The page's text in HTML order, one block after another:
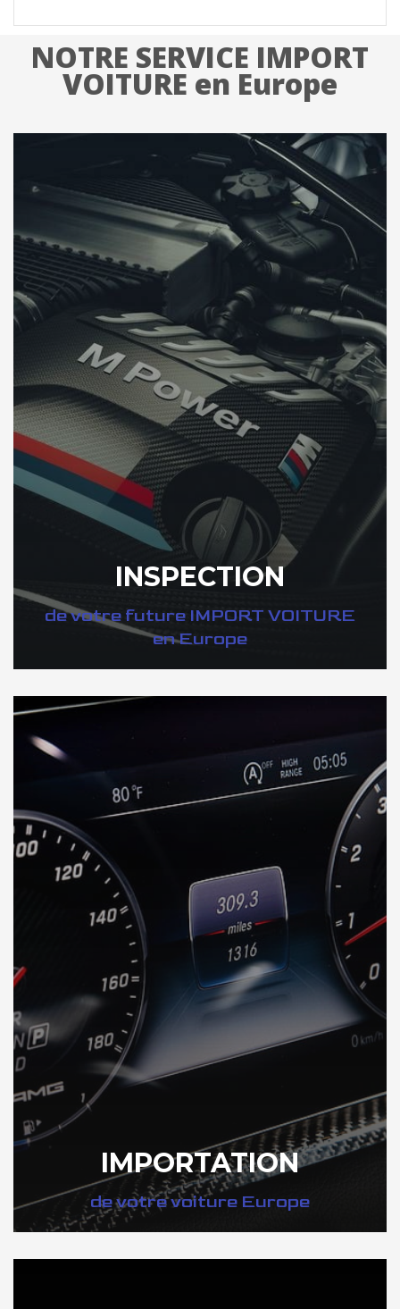
NOTRE SERVICE IMPORT
VOITURE en Europe
INSPECTION
de votre future IMPORT VOITURE
en Europe
DÉCOUVREZ VOTRE INSPECTION AUTO en Europe
IMPORTATION
de votre voiture Europe